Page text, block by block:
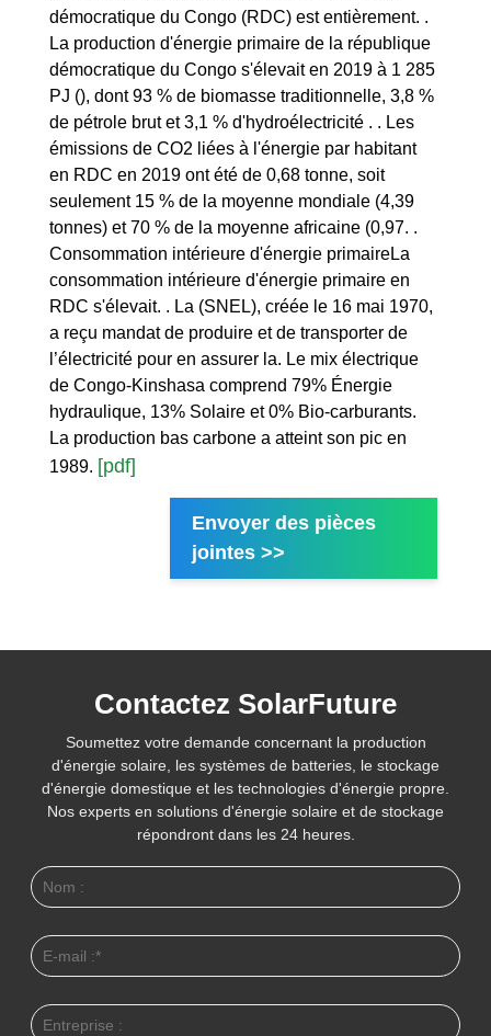
démocratique du Congo (RDC) est entièrement. .
La production d'énergie primaire de la république
démocratique du Congo s'élevait en 2019 à 1 285
PJ (), dont 93 % de biomasse traditionnelle, 3,8 %
de pétrole brut et 3,1 % d'hydroélectricité . . Les
émissions de CO2 liées à l'énergie par habitant
en RDC en 2019 ont été de 0,68 tonne, soit
seulement 15 % de la moyenne mondiale (4,39
tonnes) et 70 % de la moyenne africaine (0,97. .
Consommation intérieure d'énergie primaireLa
consommation intérieure d'énergie primaire en
RDC s'élevait. . La (SNEL), créée le 16 mai 1970,
a reçu mandat de produire et de transporter de
l’électricité pour en assurer la. Le mix électrique
de Congo-Kinshasa comprend 79% Énergie
hydraulique, 13% Solaire et 0% Bio-carburants.
La production bas carbone a atteint son pic en
1989. [pdf]
Envoyer des pièces
jointes >>
Contactez SolarFuture
Soumettez votre demande concernant la production
d'énergie solaire, les systèmes de batteries, le stockage
d'énergie domestique et les technologies d'énergie propre.
Nos experts en solutions d'énergie solaire et de stockage
répondront dans les 24 heures.